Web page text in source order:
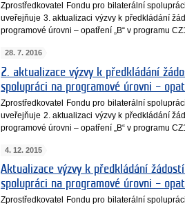
Zprostředkovatel Fondu pro bilaterální
uveřejňuje 3. aktualizaci výzvy k předkládání
programové úrovni – opatření „B“ v programu
28. 7. 2016
2. aktualizace výzvy k předkládání
spolupráci na programové úrovni –
Zprostředkovatel Fondu pro bilaterální
uveřejňuje 2. aktualizaci výzvy k předkládání
programové úrovni – opatření „B“ v programu
4. 12. 2015
Aktualizace výzvy k předkládání
spolupráci na programové úrovni –
Zprostředkovatel Fondu pro bilaterální